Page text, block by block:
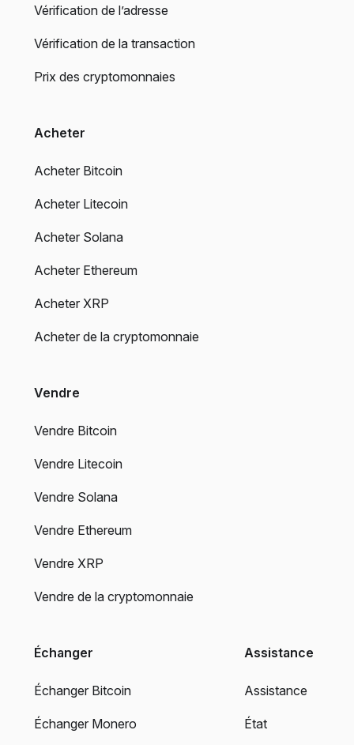
Vérification de l’adresse
Vérification de la transaction
Prix des cryptomonnaies
Acheter
Acheter Bitcoin
Acheter Litecoin
Acheter Solana
Acheter Ethereum
Acheter XRP
Acheter de la cryptomonnaie
Vendre
Vendre Bitcoin
Vendre Litecoin
Vendre Solana
Vendre Ethereum
Vendre XRP
Vendre de la cryptomonnaie
Échanger
Échanger Bitcoin
Échanger Monero
Assistance
Assistance
État